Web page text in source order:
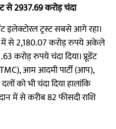
से 2937.69 करोड़ चंदा
इलेक्टोरल ट्रस्ट सबसे आगे रहा।
में से 2,180.07 करोड़ रुपये अकेले
करोड़ रुपये चंदा दिया। प्रूडेंट
आम आदमी पार्टी (आप),
को भी चंदा दिया हालांकि
में से करीब 82 फीसदी राशि